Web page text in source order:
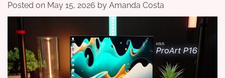
Posted on May 15, 2026 by Amanda Costa